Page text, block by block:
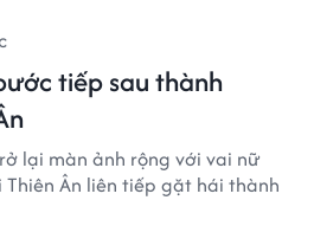
tiếp sau thành
lại màn ảnh rộng với vai nữ
Thiên Ân liên tiếp gặt hái thành